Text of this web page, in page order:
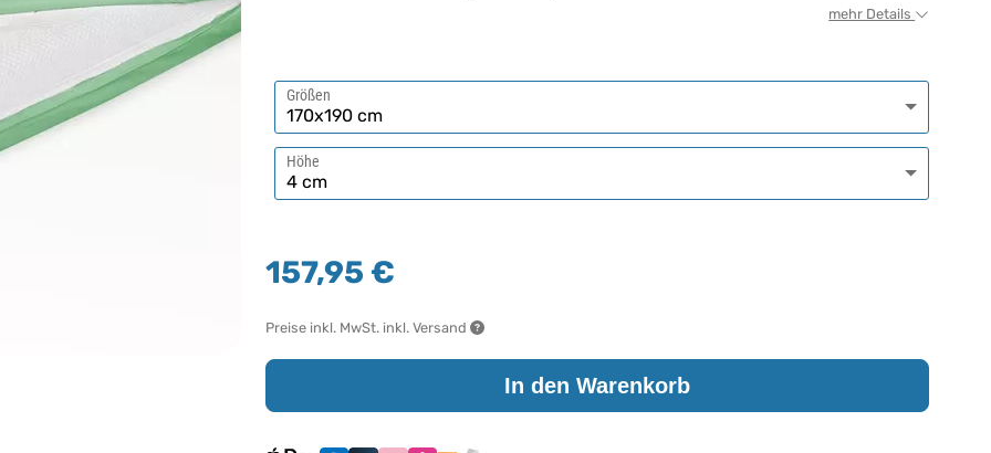
mehr Details
Größen
Höhe
157,95 €
Preise inkl. MwSt. inkl. Versand
In den Warenkorb